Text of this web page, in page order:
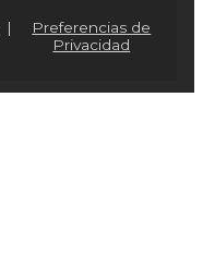
|
Preferencias de
Privacidad